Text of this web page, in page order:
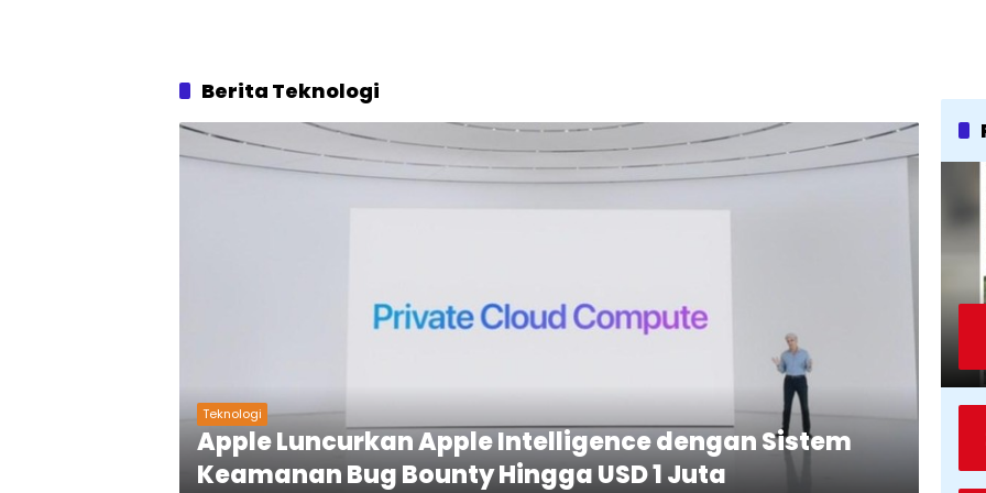
Berita Teknologi
Teknologi
Apple Luncurkan Apple Intelligence dengan Sistem
Keamanan Bug Bounty Hingga USD 1 Juta